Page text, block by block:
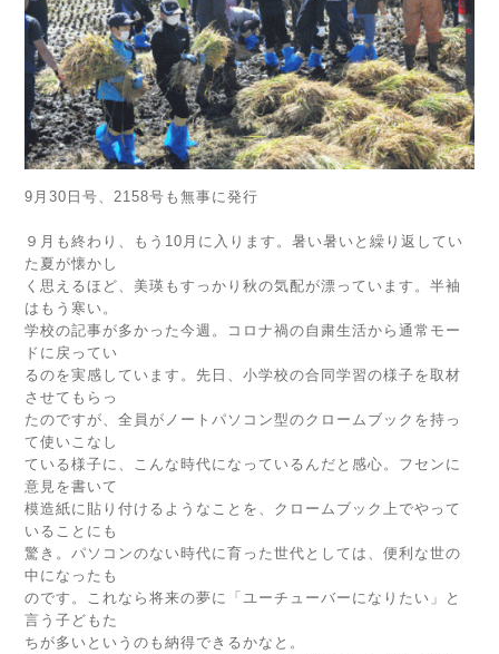
9月30日号、2158号も無事に発行
９月も終わり、もう10月に入ります。暑い暑いと繰り返してい
た夏が懐かし
く思えるほど、美瑛もすっかり秋の気配が漂っています。半袖
はもう寒い。
学校の記事が多かった今週。コロナ禍の自粛生活から通常モー
ドに戻ってい
るのを実感しています。先日、小学校の合同学習の様子を取材
させてもらっ
たのですが、全員がノートパソコン型のクロームブックを持っ
て使いこなし
ている様子に、こんな時代になっているんだと感心。フセンに
意見を書いて
模造紙に貼り付けるようなことを、クロームブック上でやって
いることにも
驚き。パソコンのない時代に育った世代としては、便利な世の
中になったも
のです。これなら将来の夢に「ユーチューバーになりたい」と
言う子どもた
ちが多いというのも納得できるかなと。